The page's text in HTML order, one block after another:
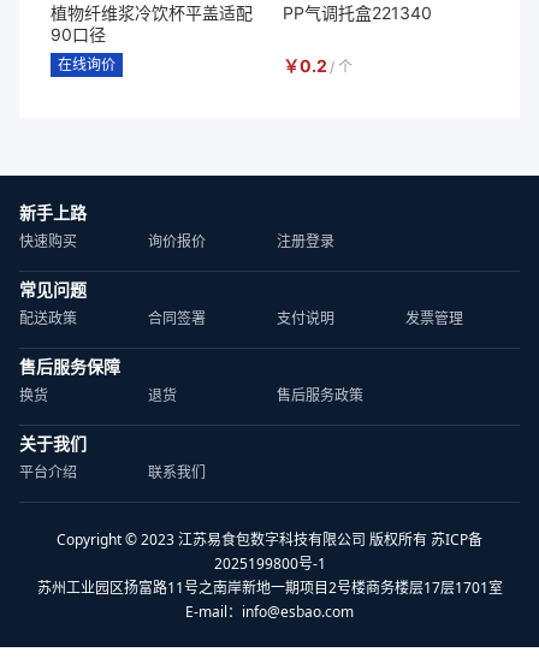
植物纤维浆冷饮杯平盖适配
90口径
在线询价
PP气调托盒221340
￥0.2 / 个
新手上路
快速购买 询价报价 注册登录
常见问题
配送政策 合同签署 支付说明 发票管理
售后服务保障
换货 退货 售后服务政策
关于我们
平台介绍 联系我们
Copyright © 2023 江苏易食包数字科技有限公司 版权所有 苏ICP备
2025199800号-1
苏州工业园区扬富路11号之南岸新地一期项目2号楼商务楼层17层1701室
E-mail： info@esbao.com